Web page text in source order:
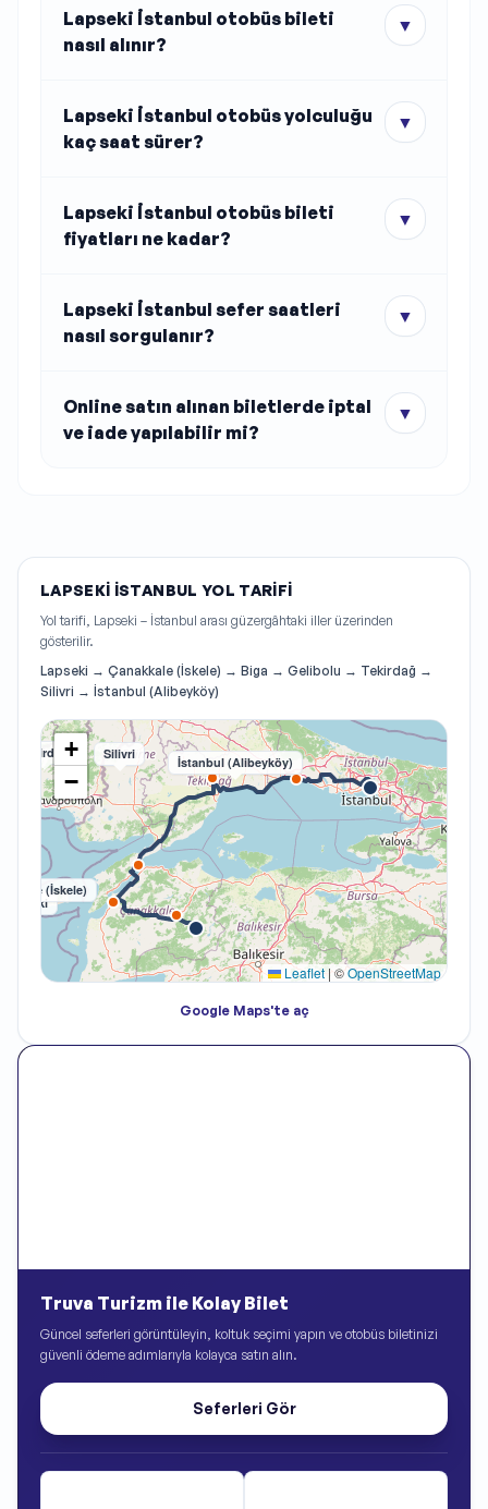
Lapseki İstanbul otobüs bileti
nasıl alınır?
▼
Lapseki İstanbul otobüs yolculuğu
kaç saat sürer?
▼
Lapseki İstanbul otobüs bileti
fiyatları ne kadar?
▼
Lapseki İstanbul sefer saatleri
nasıl sorgulanır?
▼
Online satın alınan biletlerde iptal
ve iade yapılabilir mi?
▼
LAPSEKI İSTANBUL YOL TARIFI
Yol tarifi, Lapseki – İstanbul arası güzergâhtaki iller üzerinden
gösterilir.
Lapseki → Çanakkale (İskele) → Biga → Gelibolu → Tekirdağ →
Silivri → İstanbul (Alibeyköy)
Lapseki
(İskele)
Tekirdağ Silivri
İstanbul (Alibeyköy)
+
−
Leaflet | ©OpenStreetMap
Google Maps'te aç
Truva Turizm ile Kolay Bilet
Güncel seferleri görüntüleyin, koltuk seçimi yapın ve otobüs biletinizi
güvenli ödeme adımlarıyla kolayca satın alın.
Seferleri Gör